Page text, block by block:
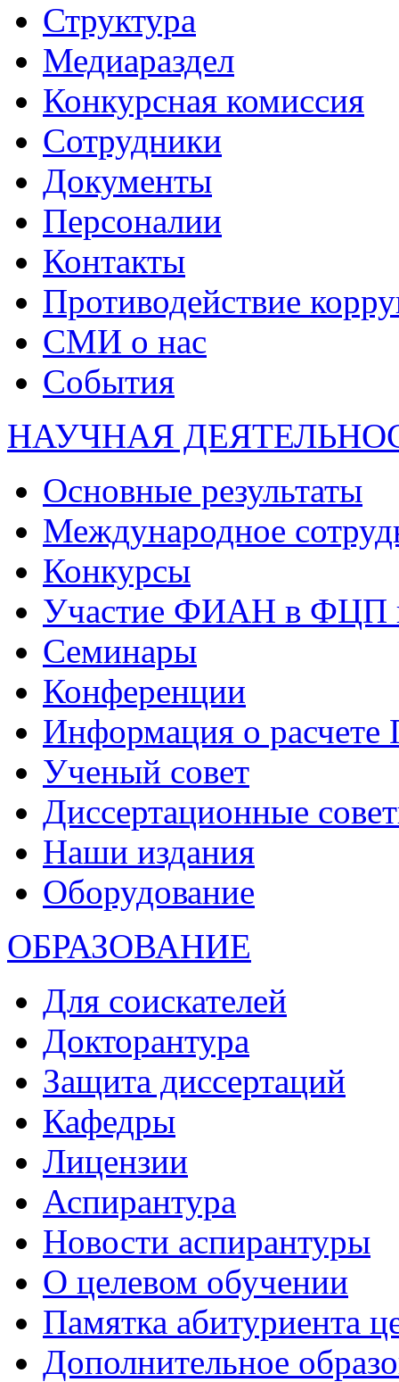
Структура
Медиараздел
Конкурсная комиссия
Сотрудники
Документы
Персоналии
Контакты
Противодействие
СМИ о нас
События
НАУЧНАЯ
Основные результаты
Международное
Конкурсы
Участие ФИАН в ФЦП
Семинары
Конференции
Информация о
Ученый совет
Диссертационные
Наши издания
Оборудование
ОБРАЗОВАНИЕ
Для соискателей
Докторантура
Защита диссертаций
Кафедры
Лицензии
Аспирантура
Новости аспирантуры
О целевом обучении
Памятка абитуриента
Дополнительное